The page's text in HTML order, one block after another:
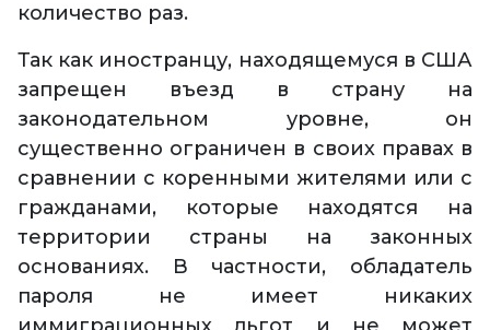
количество раз.
Так как иностранцу, находящемуся в США
запрещен въезд в страну на
законодательном уровне, он
существенно ограничен в своих правах в
сравнении с коренными жителями или с
гражданами, которые находятся на
территории страны на законных
основаниях. В частности, обладатель
пароля не имеет никаких